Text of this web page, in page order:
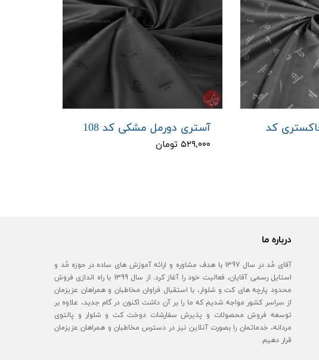
کد
آستری دورمل مشکی کد 108
۵۲۹,۰۰۰ تومان
درباره ما
آقای مُد در سال 1397 با هدف مشاوره و ارائه آموزش های ساده در حوزه مُد و
استایل رسمی آقایان، فعالیت خود را آغاز کرد. از سال 1399 با راه اندازی فروش
محدود پارچه های کت و شلوار، با استقبال فراوان مخاطبان و همراهان عزیزمان
از سراسر کشور مواجه شدیم که ما را بر آن داشت اکنون در گام جدید، علاوه بر
توسعه فروش محصولات و پذیرش سفارشات دوخت کت و شلوار و پالتوی
مردانه، خدماتمان را بصورت آنلاین نیز در دسترس مخاطبان و همراهان عزیزمان
قرار دهیم.